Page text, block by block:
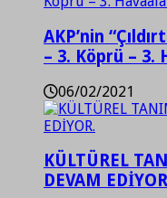
AKP’nin
– 3. Köprü – 3.
06/02/2021
KÜLTÜREL
DEVAM